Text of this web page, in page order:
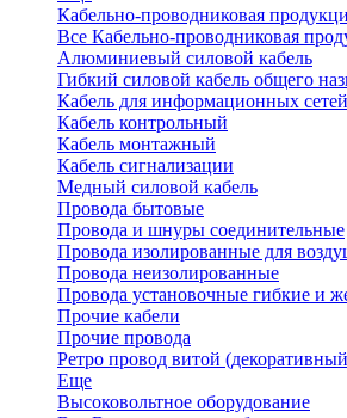
Кабельно-проводниковая
Все Кабельно-проводниковая
Алюминиевый силовой кабель
Гибкий силовой кабель общего
Кабель для информационных сетей
Кабель контрольный
Кабель монтажный
Кабель сигнализации
Медный силовой кабель
Провода бытовые
Провода и шнуры соединительные
Провода изолированные для
Провода неизолированные
Провода установочные гибкие и
Прочие кабели
Прочие провода
Ретро провод витой
Еще
Высоковольтное оборудование